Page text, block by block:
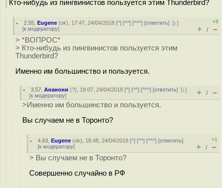
Кто-нибудь из пингвинистов пользуется этим Thunderbird?
2.55 ,Eugene (ok), 17:47, 24/04/2018 [^] [^^] [^^^] [ответить][↓]
[к модератору]
+5
+ / –
> *ВОПРОС*
> Кто-нибудь из пингвинистов пользуется этим
Thunderbird?
Именно им большинство и пользуется.
3.57 ,Ананони (?), 18:07, 24/04/2018 [^] [^^] [^^^] [ответить][↓]
[к модератору] + / –
>Именно им большинство и пользуется.
Вы случаем не в Торонто?
4.63 ,Eugene (ok), 18:48, 24/04/2018 [^] [^^] [^^^] [ответить]
[к модератору]
+1
+ / –
> Вы случаем не в Торонто?
Совершенно случайно в РФ